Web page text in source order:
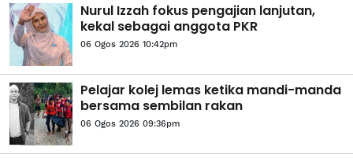
Nurul Izzah fokus pengajian lanjutan,
kekal sebagai anggota PKR
06 Ogos 2026 10:42pm
Pelajar kolej lemas ketika mandi-manda
bersama sembilan rakan
06 Ogos 2026 09:36pm